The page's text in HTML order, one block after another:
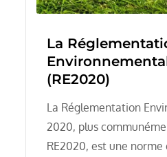
La
(RE2020)
La Réglementation
2020, plus
RE2020, est une norme